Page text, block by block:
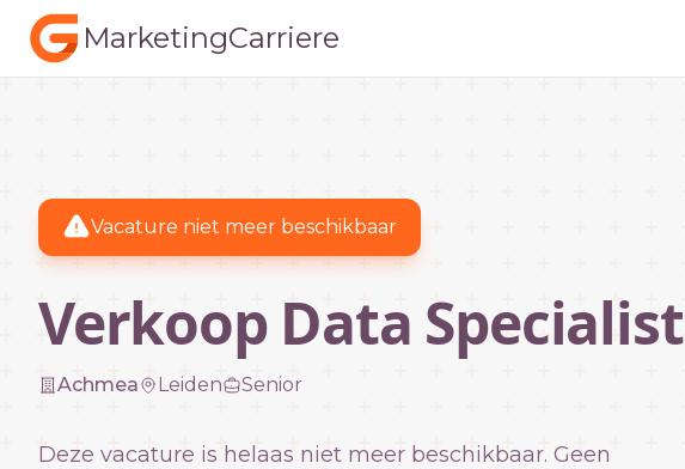
MarketingCarriere
Vacature niet meer beschikbaar
Verkoop Data Specialist
Achmea Leiden Senior
Deze vacature is helaas niet meer beschikbaar. Geen